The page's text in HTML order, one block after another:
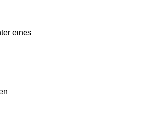
eines